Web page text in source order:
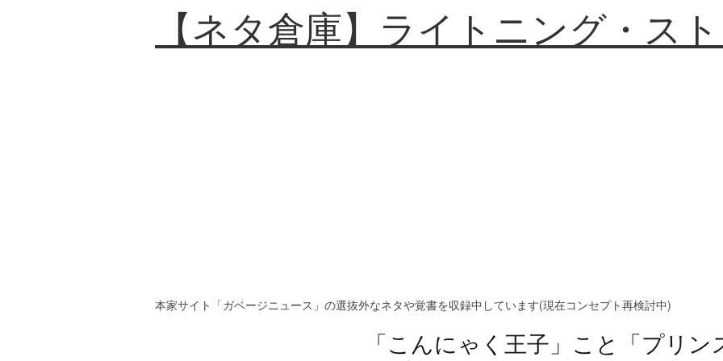
【ネタ倉庫】ライトニング・ス
本家サイト「ガベージニュース」の選抜外なネタや覚書を収録中しています(現在コンセプト再検討中)
「こんにゃく王子」こと「プリン